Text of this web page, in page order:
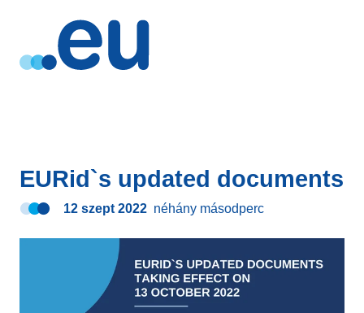
EURid`s updated documents
12 szept 2022 néhány másodperc